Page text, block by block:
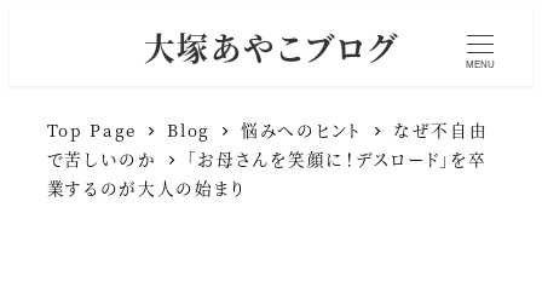
大塚あやこブログ MENU
Top Page Blog 悩みへのヒント
なぜ不自由
で苦しいのか
「お母さんを笑顔に！デスロード」を卒
業するのが大人の始まり